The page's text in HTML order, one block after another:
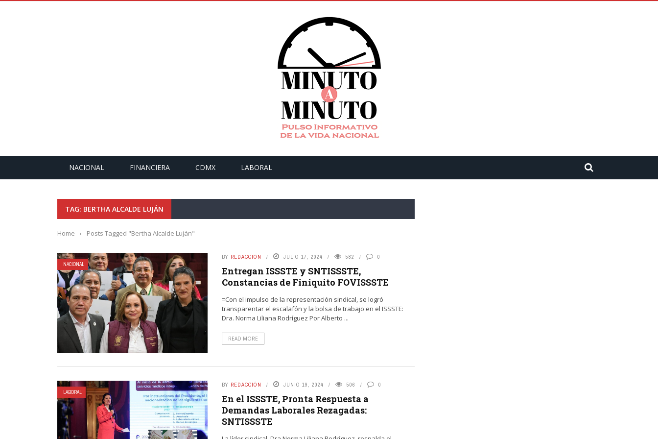
NACIONAL FINANCIERA CDMX LABORAL
TAG: BERTHA ALCALDE LUJÁN
Home › Posts Tagged "Bertha Alcalde Luján"
NACIONAL
BY REDACCIÓN JULIO 17, 2024 582 0
Entregan ISSSTE y SNTISSSTE,
Constancias de Finiquito FOVISSSTE
=Con el impulso de la representación sindical, se logró
transparentar el escalafón y la bolsa de trabajo en el ISSSTE:
Dra. Norma Liliana Rodríguez Por Alberto ...
READ MORE
LABORAL
BY REDACCIÓN JUNIO 19, 2024 506 0
En el ISSSTE, Pronta Respuesta a
Demandas Laborales Rezagadas:
SNTISSSTE